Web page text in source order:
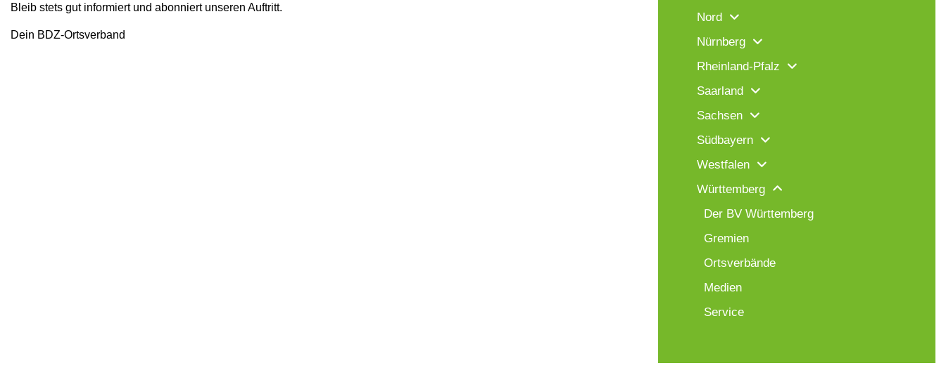
Bleib stets gut informiert und abonniert unseren Auftritt.
Dein BDZ-Ortsverband
Nord
Nürnberg
Rheinland-Pfalz
Saarland
Sachsen
Südbayern
Westfalen
Württemberg
Der BV Württemberg
Gremien
Ortsverbände
Medien
Service